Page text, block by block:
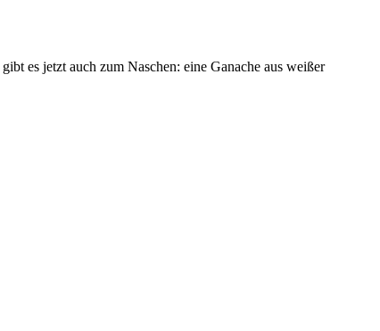
es jetzt auch zum Naschen: eine Ganache aus weißer